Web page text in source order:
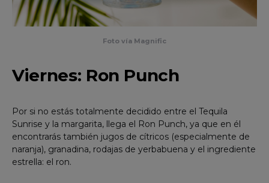
Foto vía Magnific
Viernes: Ron Punch
Por si no estás totalmente decidido entre el Tequila
Sunrise y la margarita, llega el Ron Punch, ya que en él
encontrarás también jugos de cítricos (especialmente de
naranja), granadina, rodajas de yerbabuena y el ingrediente
estrella: el ron.